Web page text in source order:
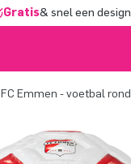
Gratis& snel een design
FC Emmen - voetbal rond